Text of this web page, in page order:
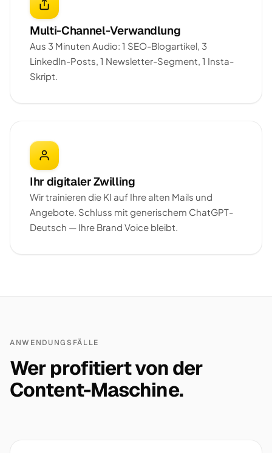
Multi-Channel-Verwandlung
Aus 3 Minuten Audio: 1 SEO-Blogartikel, 3
LinkedIn-Posts, 1 Newsletter-Segment, 1 Insta-
Skript.
Ihr digitaler Zwilling
Wir trainieren die KI auf Ihre alten Mails und
Angebote. Schluss mit generischem ChatGPT-
Deutsch — Ihre Brand Voice bleibt.
ANWENDUNGSFÄLLE
Wer profitiert von der
Content-Maschine.